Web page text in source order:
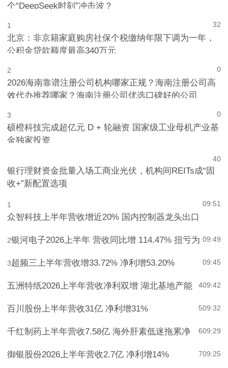
个“DeepSeek时刻”冲击波？
32
1
北京：非京籍家庭购房社保个税缴纳年限下调为一年，
公积金贷款额度最高340万元
0
2
2026海南靠谱注册公司机构哪家正规？海南注册公司高
效代办推荐哪家？海南注册公司优选口碑好的公司
0
3
硕橙科技完成超亿元 D + 轮融资 国家级工业母机产业基
金独家投资
0
4
银行理财资金批量入场工商业光伏，机构间REITs成“固
收+”新配置选项
09:51
1
众智科技上半年营收增近20% 国内控制器龙头出口
09:49
2银河电子2026上半年 营收同比增 114.47% 扭亏为
09:45
3超频三上半年营收增33.72% 净利增53.20%
09:42
4
五洲特纸2026上半年营收净利双增 湖北基地产能
09:32
5
百川股份上半年营收31亿 净利增31%
09:29
6
千红制药上半年营收7.58亿 海外肝素低迷拖累净
09:25
7
御银股份2026上半年营收2.7亿 净利增14%